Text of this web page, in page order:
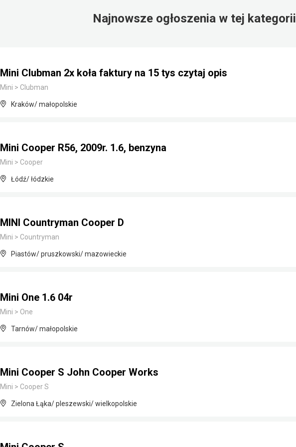
Najnowsze ogłoszenia w tej kategorii
Mini Clubman 2x koła faktury na 15 tys czytaj opis
Mini > Clubman
Kraków/ małopolskie
Mini Cooper R56, 2009r. 1.6, benzyna
Mini > Cooper
Łódź/ łódzkie
MINI Countryman Cooper D
Mini > Countryman
Piastów/ pruszkowski/ mazowieckie
Mini One 1.6 04r
Mini > One
Tarnów/ małopolskie
Mini Cooper S John Cooper Works
Mini > Cooper S
Zielona Łąka/ pleszewski/ wielkopolskie